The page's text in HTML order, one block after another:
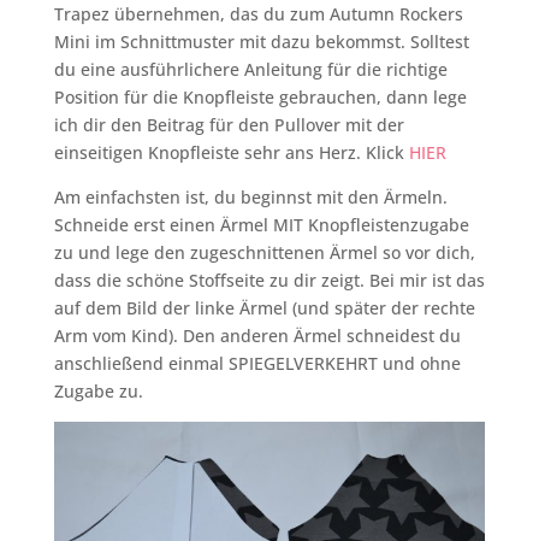
Trapez übernehmen, das du zum Autumn Rockers
Mini im Schnittmuster mit dazu bekommst. Solltest
du eine ausführlichere Anleitung für die richtige
Position für die Knopfleiste gebrauchen, dann lege
ich dir den Beitrag für den Pullover mit der
einseitigen Knopfleiste sehr ans Herz. Klick HIER
Am einfachsten ist, du beginnst mit den Ärmeln.
Schneide erst einen Ärmel MIT Knopfleistenzugabe
zu und lege den zugeschnittenen Ärmel so vor dich,
dass die schöne Stoffseite zu dir zeigt. Bei mir ist das
auf dem Bild der linke Ärmel (und später der rechte
Arm vom Kind). Den anderen Ärmel schneidest du
anschließend einmal SPIEGELVERKEHRT und ohne
Zugabe zu.